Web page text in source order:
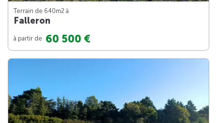
Terrain de 640m2 à
Falleron
à partir de 60 500 €